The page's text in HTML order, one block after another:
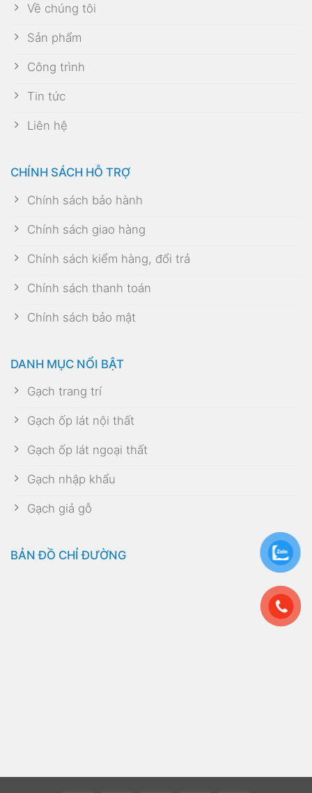
Về chúng tôi
Sản phẩm
Công trình
Tin tức
Liên hệ
CHÍNH SÁCH HỖ TRỢ
Chính sách bảo hành
Chính sách giao hàng
Chính sách kiểm hàng, đổi trả
Chính sách thanh toán
Chính sách bảo mật
DANH MỤC NỔI BẬT
Gạch trang trí
Gạch ốp lát nội thất
Gạch ốp lát ngoại thất
Gạch nhập khẩu
Gạch giả gỗ
BẢN ĐỒ CHỈ ĐƯỜNG